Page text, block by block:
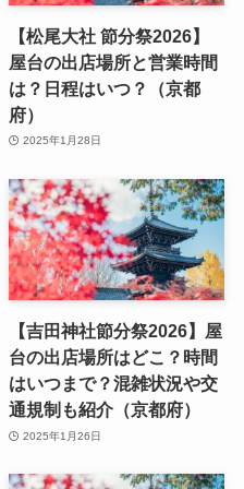
【松尾大社 節分祭2026】
屋台の出店場所と営業時間
は？日程はいつ？（京都
府）
2025年1月28日
【吉田神社節分祭2026】屋
台の出店場所はどこ？時間
はいつまで？混雑状況や交
通規制も紹介（京都府）
2025年1月26日